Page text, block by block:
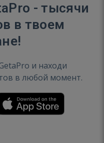
- тысячи
в твоем
и находи
в любой момент.